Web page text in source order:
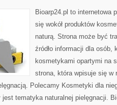
Bioarp24.pl to internetowa
się wokół produktów
naturą. Strona może być
źródło informacji dla osób,
kosmetykami opartymi na
strona, która wpisuje się w
Polecamy Kosmetyki dla
jest tematyka naturalnej pielęgnacji.